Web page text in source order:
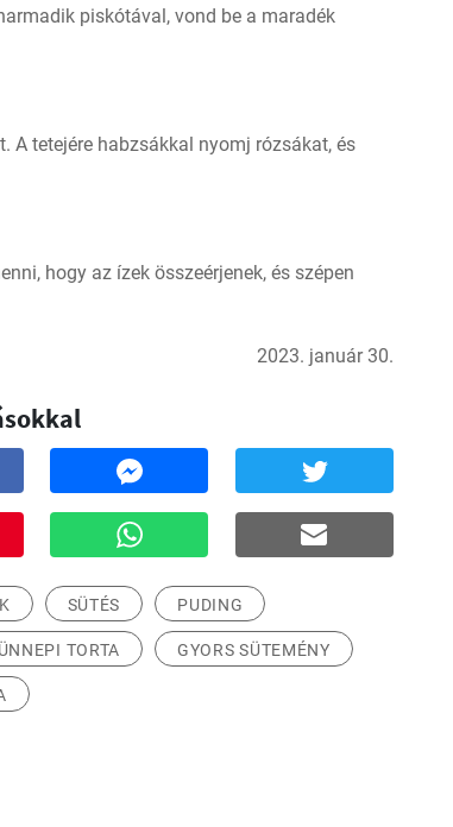
piskótával, vond be a maradék
A tetejére habzsákkal nyomj rózsákat, és
hogy az ízek összeérjenek, és szépen
2023. január 30.
SÜTÉS PUDING
ÜNNEPI TORTA GYORS SÜTEMÉNY